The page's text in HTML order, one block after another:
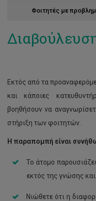
Φοιτητές με
Εκτός από τα
και κάποιες
βοηθήσουν να
στήριξη των φοιτητών.
Η παραπομπή είναι
Το άτομο
εκτός της γνώσης και
Νιώθετε ότι η